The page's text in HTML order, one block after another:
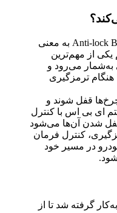
به معنی
از مهم‌ترین
به‌شمار می‌رود و
ترمزگیری
قفل شوند و
ای بی اس با کنترل
شدن آن‌ها می‌شود
کنترل فرمان
در مسیر خود
.
گرفته شد تا از